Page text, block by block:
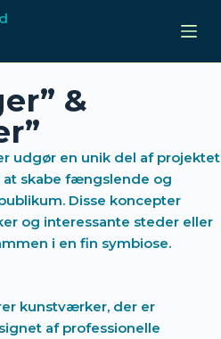
&
udgør en unik del af projektet
skabe fængslende og
Disse koncepter
og interessante steder eller
i en fin symbiose.
kunstværker, der er
af professionelle